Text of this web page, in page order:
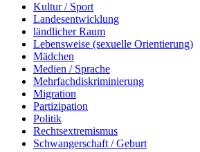
Kultur / Sport
Landesentwicklung
ländlicher Raum
Lebensweise (sexuelle Orientierung)
Mädchen
Medien / Sprache
Mehrfachdiskriminierung
Migration
Partizipation
Politik
Rechtsextremismus
Schwangerschaft / Geburt